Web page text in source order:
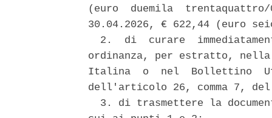
(euro  duemila
30.04.2026, € 622,44 (euro
2.  di  curare
ordinanza, per estratto,
Italina  o  nel  Bollettino
dell'articolo 26, comma 7,
3. di trasmettere la